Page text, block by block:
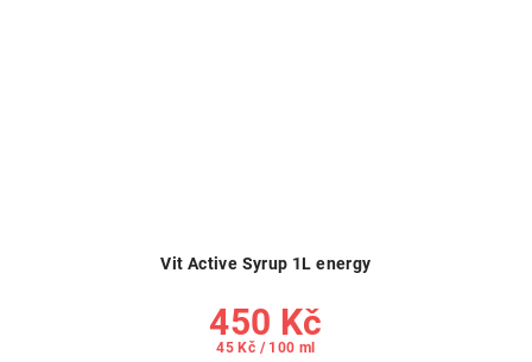
Vit Active Syrup 1L energy
450 Kč
Měrná
45 Kč / 100 ml